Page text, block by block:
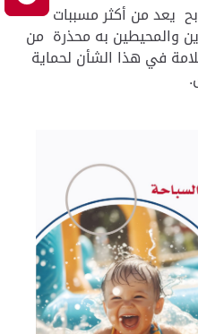
يعد من أكثر مسببات
والمحيطين به محذرة من
في هذا الشأن لحماية